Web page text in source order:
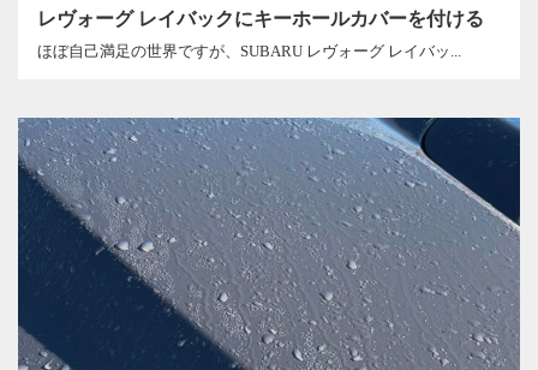
レヴォーグ レイバックにキーホールカバーを付ける
ほぼ自己満足の世界ですが、SUBARU レヴォーグ レイバッ...